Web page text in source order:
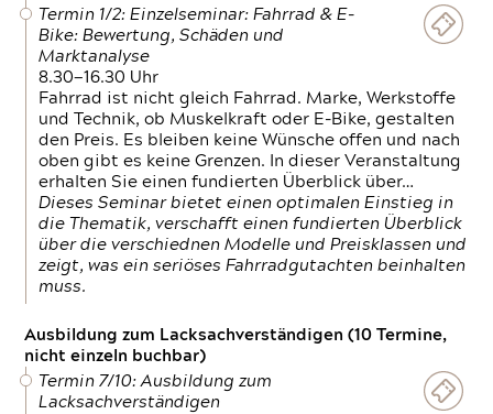
Termin 1/2: Einzelseminar: Fahrrad & E-
Bike: Bewertung, Schäden und
Marktanalyse
8.30—16.30 Uhr
Fahrrad ist nicht gleich Fahrrad. Marke, Werkstoffe
und Technik, ob Muskelkraft oder E-Bike, gestalten
den Preis. Es bleiben keine Wünsche offen und nach
oben gibt es keine Grenzen. In dieser Veranstaltung
erhalten Sie einen fundierten Überblick über…
Dieses Seminar bietet einen optimalen Einstieg in
die Thematik, verschafft einen fundierten Überblick
über die verschiednen Modelle und Preisklassen und
zeigt, was ein seriöses Fahrradgutachten beinhalten
muss.
Ausbildung zum Lacksachverständigen (10 Termine,
nicht einzeln buchbar)
Termin 7/10: Ausbildung zum
Lacksachverständigen